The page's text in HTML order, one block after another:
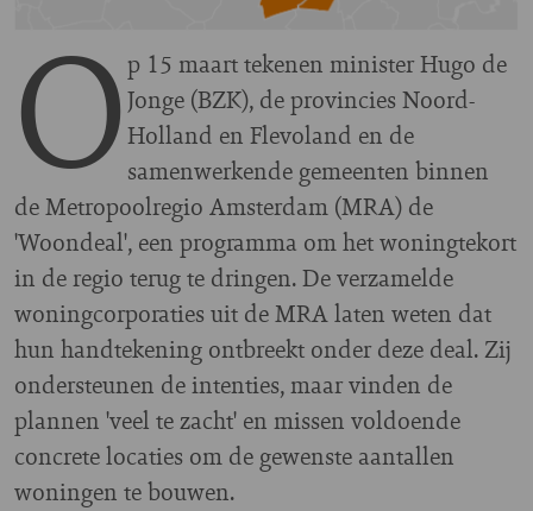
O p 15 maart tekenen minister Hugo de
Jonge (BZK), de provincies Noord-
Holland en Flevoland en de
samenwerkende gemeenten binnen
de Metropoolregio Amsterdam (MRA) de
'Woondeal', een programma om het woningtekort
in de regio terug te dringen. De verzamelde
woningcorporaties uit de MRA laten weten dat
hun handtekening ontbreekt onder deze deal. Zij
ondersteunen de intenties, maar vinden de
plannen 'veel te zacht' en missen voldoende
concrete locaties om de gewenste aantallen
woningen te bouwen.